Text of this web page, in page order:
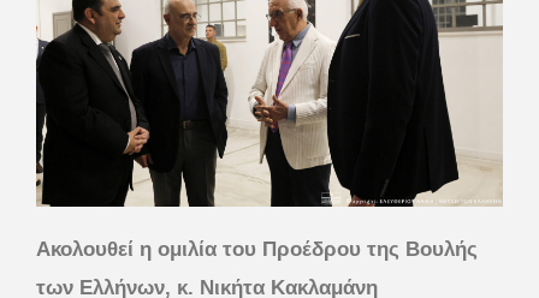
Ακολουθεί η ομιλία του Προέδρου της Βουλής
των Ελλήνων, κ. Νικήτα Κακλαμάνη